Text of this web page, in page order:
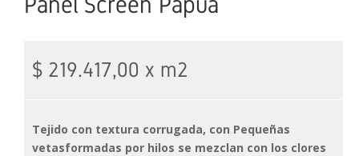
$ 219.417,00 x m2
Tejido con textura corrugada, con Pequeñas
vetasformadas por hilos se mezclan con los clores